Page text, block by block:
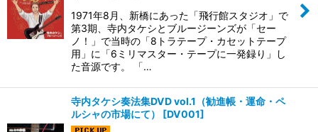
1971年8月、新橋にあった「飛行館スタジオ」で
第3期、寺内タケシとブルージーンズが「セー
ノ！」で当時の「8トラテープ・カセットテープ
用」に「6ミリマスター・テープに一発録り」し
た音源です。 「…
寺内タケシ奏法集DVD vol.1（勧進帳・運命・ペ
ルシャの市場にて）
[DV001]